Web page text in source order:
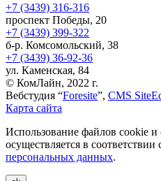
+7 (3439) 316-316
проспект Победы, 20
+7 (3439) 399-322
б-р. Комсомольский, 38
+7 (3439) 36-92-36
ул. Каменская, 84
© КомЛайн, 2022 г.
Вебстудия “Foresite”, CMS
Карта сайта
Использование файлов cookie и
осуществляется в соответствии
персональных данных.